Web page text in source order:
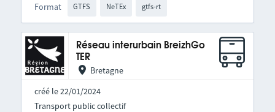
Format GTFS NeTEx gtfs-rt
Réseau interurbain BreizhGo
TER
Bretagne
créé le 22/01/2024
Transport public collectif